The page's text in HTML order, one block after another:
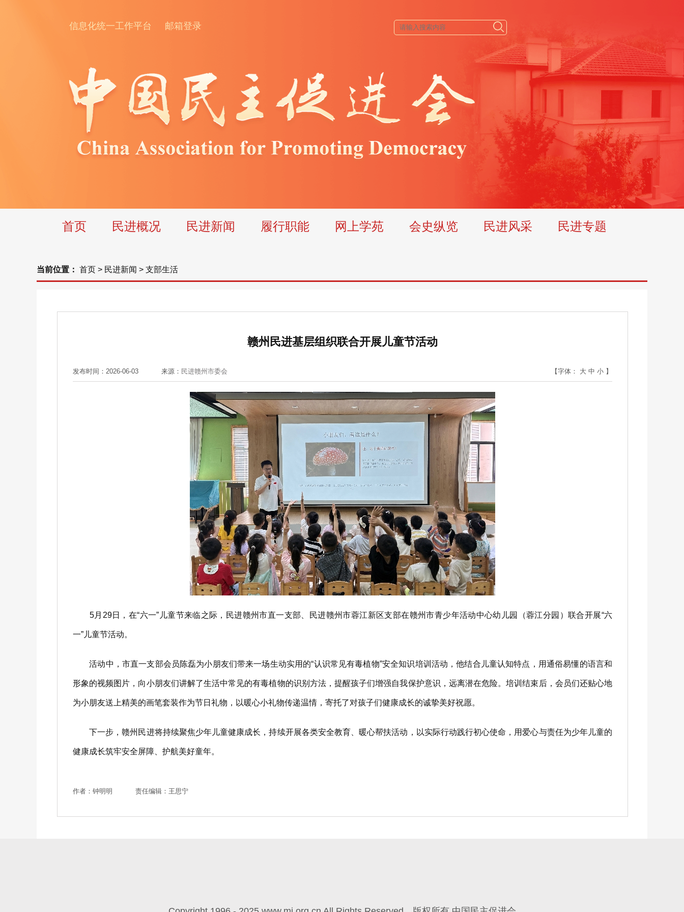
信息化统一工作平台 邮箱登录
首页 民进概况 民进新闻 履行职能 网上学苑 会史纵览 民进风采 民进专题
当前位置： 首页 > 民进新闻 > 支部生活
赣州民进基层组织联合开展儿童节活动
发布时间：2026-06-03 来源： 民进赣州市委会 【字体： 大 中 小 】
5月29日，在“六一”儿童节来临之际，民进赣州市直一支部、民进赣州市蓉江新区支部在赣州市青少年活动中心幼儿园（蓉江分园）联合开展“六
一”儿童节活动。
活动中，市直一支部会员陈磊为小朋友们带来一场生动实用的“认识常见有毒植物”安全知识培训活动，他结合儿童认知特点，用通俗易懂的语言和
形象的视频图片，向小朋友们讲解了生活中常见的有毒植物的识别方法，提醒孩子们增强自我保护意识，远离潜在危险。培训结束后，会员们还贴心地
为小朋友送上精美的画笔套装作为节日礼物，以暖心小礼物传递温情，寄托了对孩子们健康成长的诚挚美好祝愿。
下一步，赣州民进将持续聚焦少年儿童健康成长，持续开展各类安全教育、暖心帮扶活动，以实际行动践行初心使命，用爱心与责任为少年儿童的
健康成长筑牢安全屏障、护航美好童年。
作者：钟明明 责任编辑：王思宁